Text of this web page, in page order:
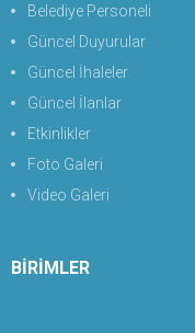
Belediye Personeli
Güncel Duyurular
Güncel İhaleler
Güncel İlanlar
Etkinlikler
Foto Galeri
Video Galeri
BİRİMLER